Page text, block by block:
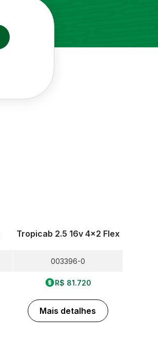
Tropicab 2.5 16v 4x2 Flex
003396-0
R$ 81.720
Mais detalhes